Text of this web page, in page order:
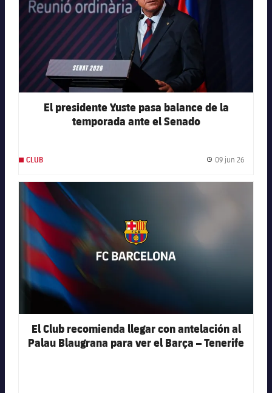
El presidente Yuste pasa balance de la
temporada ante el Senado
CLUB Fecha
09 jun 26
El Club recomienda llegar con antelación al
Palau Blaugrana para ver el Barça – Tenerife